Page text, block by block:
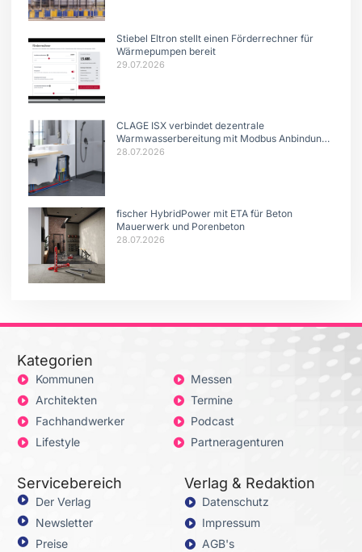
Stiebel Eltron stellt einen Förderrechner für
Wärmepumpen bereit
29.07.2026
CLAGE ISX verbindet dezentrale
Warmwasserbereitung mit Modbus Anbindung
und intelligentem Lastmanagement.
28.07.2026
fischer HybridPower mit ETA für Beton
Mauerwerk und Porenbeton
28.07.2026
Kategorien
Kommunen
Architekten
Fachhandwerker
Lifestyle
Messen
Termine
Podcast
Partneragenturen
Servicebereich
Der Verlag
Newsletter
Preise
Verlag & Redaktion
Datenschutz
Impressum
AGB's